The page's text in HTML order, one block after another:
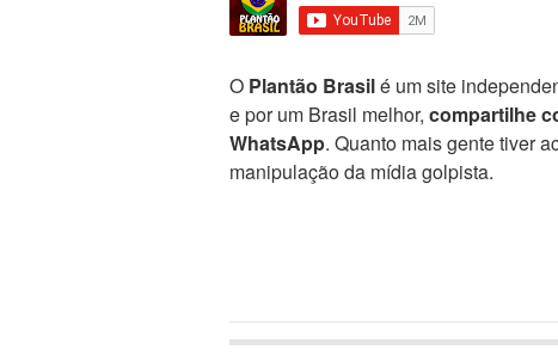
O Plantão Brasilé um site
e por um Brasil melhor, compartilhe
WhatsApp. Quanto mais gente tiver
manipulação da mídia golpista.